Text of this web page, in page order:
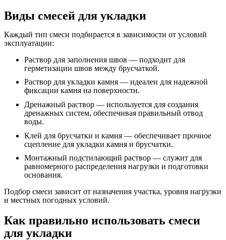
Виды смесей для укладки
Каждый тип смеси подбирается в зависимости от условий
эксплуатации:
Раствор для заполнения швов — подходит для
герметизации швов между брусчаткой.
Раствор для укладки камня — идеален для надежной
фиксации камня на поверхности.
Дренажный раствор — используется для создания
дренажных систем, обеспечивая правильный отвод
воды.
Клей для брусчатки и камня — обеспечивает прочное
сцепление для укладки камня и брусчатки.
Монтажный подстилающий раствор — служит для
равномерного распределения нагрузки и подготовки
основания.
Подбор смеси зависит от назначения участка, уровня нагрузки
и местных погодных условий.
Как правильно использовать смеси
для укладки